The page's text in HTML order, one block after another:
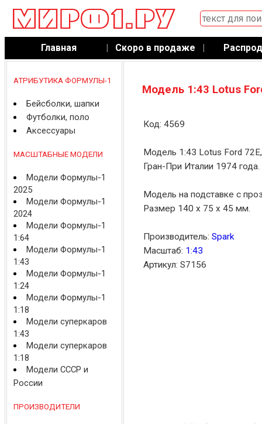
Главная | Скоро в продаже |
АТРИБУТИКА ФОРМУЛЫ-1
Бейсболки, шапки
Футболки, поло
Аксессуары
МАСШТАБНЫЕ МОДЕЛИ
Модели Формулы-1
2025
Модели Формулы-1
2024
Модели Формулы-1
1:64
Модели Формулы-1
1:43
Модели Формулы-1
1:24
Модели Формулы-1
1:18
Модели суперкаров
1:43
Модели суперкаров
1:18
Модели СССР и
России
ПРОИЗВОДИТЕЛИ
Модель 1:43 Lotus
Код: 4569
Модель 1:43 Lotus Ford
Гран-При Италии 1974 года.
Модель на подставке с
Размер 140 x 75 x 45 мм.
Производитель: Spark
Масштаб: 1:43
Артикул: S7156